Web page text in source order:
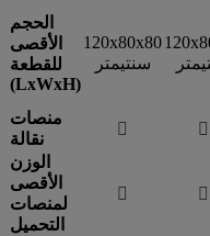
الحجم
الأقصى
للقطعة
(LxWxH)
120x80x80
سنتيمتر
منصات
نقالة
 
الوزن
الأقصى
لمنصات
التحميل
 